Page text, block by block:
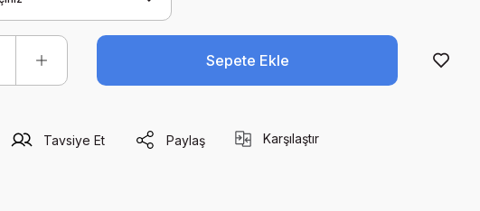
Sepete Ekle
Tavsiye Et Paylaş Karşılaştır